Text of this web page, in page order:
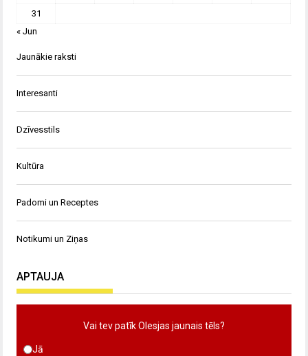
31
« Jun
Jaunākie raksti
Interesanti
Dzīvesstils
Kultūra
Padomi un Receptes
Notikumi un Ziņas
APTAUJA
Vai tev patīk Olesjas jaunais tēls?
Jā